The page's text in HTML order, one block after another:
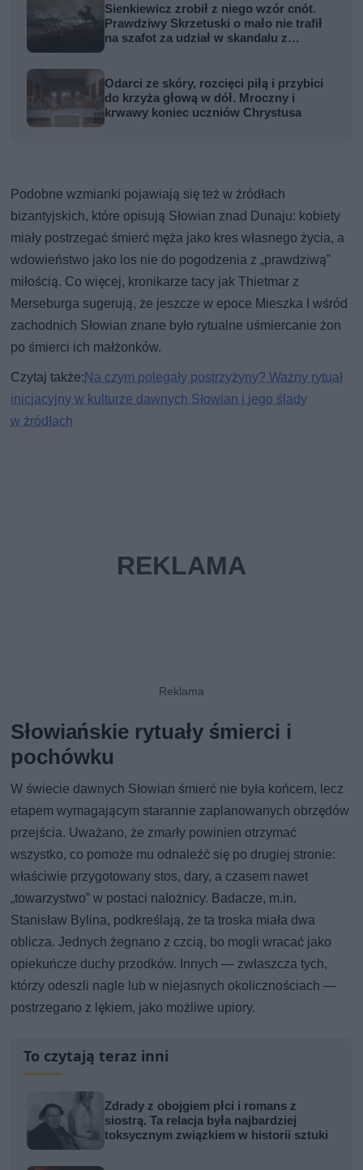
Sienkiewicz zrobił z niego wzór cnót.
Prawdziwy Skrzetuski o mało nie trafił
na szafot za udział w skandalu z
Odarci ze skóry, rozcięci piłą i przybici
do krzyża głową w dół. Mroczny i
krwawy koniec uczniów Chrystusa
Podobne wzmianki pojawiają się też w źródłach
bizantyjskich, które opisują Słowian znad Dunaju: kobiety
miały postrzegać śmierć męża jako kres własnego życia, a
wdowieństwo jako los nie do pogodzenia z „prawdziwą”
miłością. Co więcej, kronikarze tacy jak Thietmar z
Merseburga sugerują, że jeszcze w epoce Mieszka I wśród
zachodnich Słowian znane było rytualne uśmiercanie żon
po śmierci ich małżonków.
Czytaj także:Na czym polegały postrzyżyny? Ważny rytuał
inicjacyjny w kulturze dawnych Słowian i jego ślady
w źródłach
Słowiańskie rytuały śmierci i
pochówku
W świecie dawnych Słowian śmierć nie była końcem, lecz
etapem wymagającym starannie zaplanowanych obrzędów
przejścia. Uważano, że zmarły powinien otrzymać
wszystko, co pomoże mu odnaleźć się po drugiej stronie:
właściwie przygotowany stos, dary, a czasem nawet
„towarzystwo” w postaci nałożnicy. Badacze, m.in.
Stanisław Bylina, podkreślają, że ta troska miała dwa
oblicza. Jednych żegnano z czcią, bo mogli wracać jako
opiekuńcze duchy przodków. Innych — zwłaszcza tych,
którzy odeszli nagle lub w niejasnych okolicznościach —
postrzegano z lękiem, jako możliwe upiory.
To czytają teraz inni
Zdrady z obojgiem płci i romans z
siostrą. Ta relacja była najbardziej
toksycznym związkiem w historii sztuki